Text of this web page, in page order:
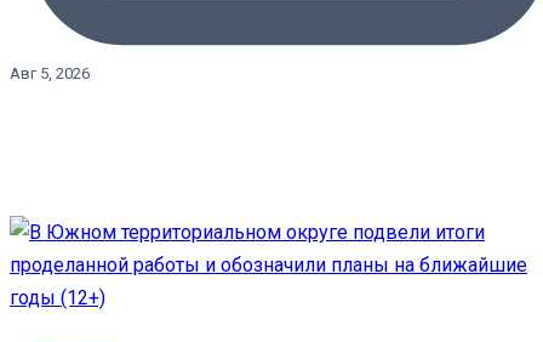
Авг 5, 2026